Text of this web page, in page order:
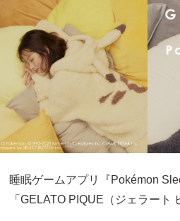
睡眠ゲームアプリ『Pokémon
「GELATO PIQUE（ジェラート